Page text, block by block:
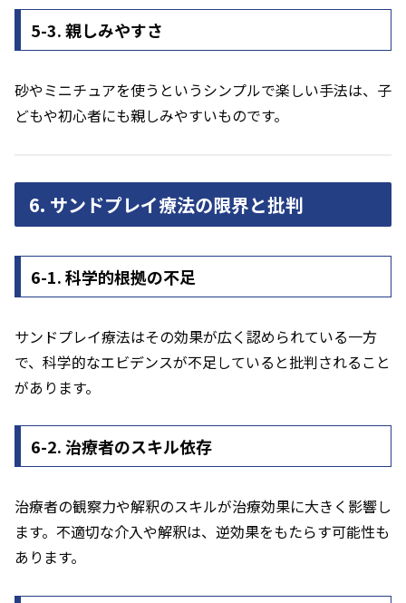
5-3. 親しみやすさ
砂やミニチュアを使うというシンプルで楽しい手法は、子
どもや初心者にも親しみやすいものです。
6. サンドプレイ療法の限界と批判
6-1. 科学的根拠の不足
サンドプレイ療法はその効果が広く認められている一方
で、科学的なエビデンスが不足していると批判されること
があります。
6-2. 治療者のスキル依存
治療者の観察力や解釈のスキルが治療効果に大きく影響し
ます。不適切な介入や解釈は、逆効果をもたらす可能性も
あります。